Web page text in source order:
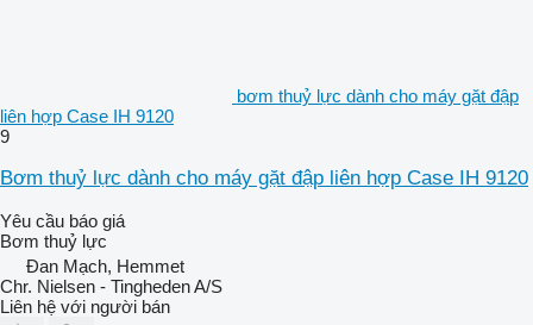
bơm thuỷ lực dành cho máy gặt đập
liên hợp Case IH 9120
9
Bơm thuỷ lực dành cho máy gặt đập liên hợp Case IH 9120
Yêu cầu báo giá
Bơm thuỷ lực
Đan Mạch, Hemmet
Chr. Nielsen - Tingheden A/S
Liên hệ với người bán